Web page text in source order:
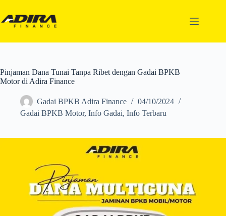
Pinjaman Dana Tunai Tanpa Ribet dengan Gadai BPKB
Motor di Adira Finance
Gadai BPKB Adira Finance
04/10/2024
Gadai BPKB Motor, Info Gadai, Info Terbaru